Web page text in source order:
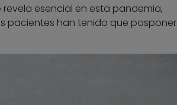
esencial en esta pandemia,
pacientes han tenido que posponer